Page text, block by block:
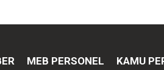
MEB PERSONEL KAMU